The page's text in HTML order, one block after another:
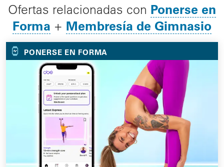
Ofertas relacionadas con Ponerse en
Forma + Membresía de Gimnasio
PONERSE EN FORMA